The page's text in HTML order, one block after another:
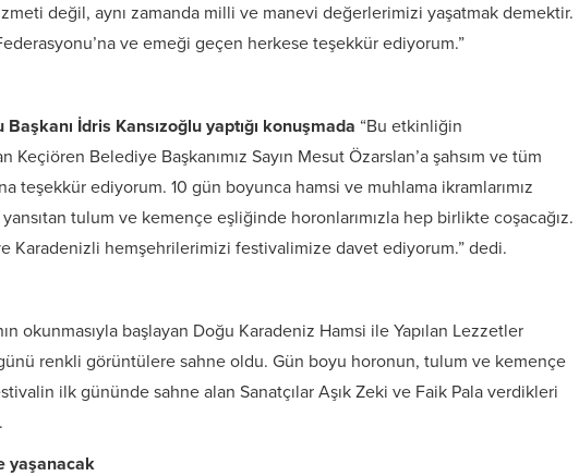
değil, aynı zamanda milli ve manevi değerlerimizi yaşatmak demektir.
ve emeği geçen herkese teşekkür ediyorum.”
İdris Kansızoğlu yaptığı konuşmada “Bu etkinliğin
Keçiören Belediye Başkanımız Sayın Mesut Özarslan’a şahsım ve tüm
teşekkür ediyorum. 10 gün boyunca hamsi ve muhlama ikramlarımız
tulum ve kemençe eşliğinde horonlarımızla hep birlikte coşacağız.
Karadenizli hemşehrilerimizi festivalimize davet ediyorum.” dedi.
okunmasıyla başlayan Doğu Karadeniz Hamsi ile Yapılan Lezzetler
günü renkli görüntülere sahne oldu. Gün boyu horonun, tulum ve kemençe
ilk gününde sahne alan Sanatçılar Aşık Zeki ve Faik Pala verdikleri
yaşanacak